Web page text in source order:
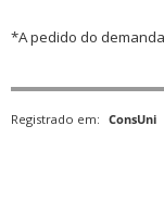
*A pedido do
Registrado em: ConsUni